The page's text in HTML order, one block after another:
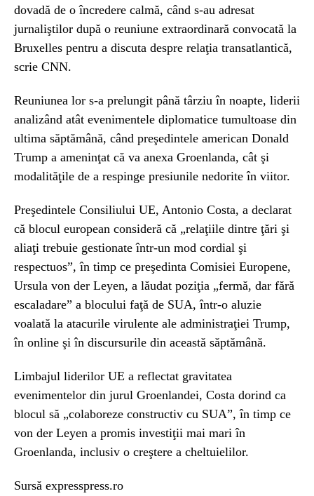
dovadă de o încredere calmă, când s-au adresat
jurnaliştilor după o reuniune extraordinară convocată la
Bruxelles pentru a discuta despre relaţia transatlantică,
scrie CNN.
Reuniunea lor s-a prelungit până târziu în noapte, liderii
analizând atât evenimentele diplomatice tumultoase din
ultima săptămână, când preşedintele american Donald
Trump a ameninţat că va anexa Groenlanda, cât şi
modalităţile de a respinge presiunile nedorite în viitor.
Preşedintele Consiliului UE, Antonio Costa, a declarat
că blocul european consideră că „relaţiile dintre ţări şi
aliaţi trebuie gestionate într-un mod cordial şi
respectuos”, în timp ce preşedinta Comisiei Europene,
Ursula von der Leyen, a lăudat poziţia „fermă, dar fără
escaladare” a blocului faţă de SUA, într-o aluzie
voalată la atacurile virulente ale administraţiei Trump,
în online şi în discursurile din această săptămână.
Limbajul liderilor UE a reflectat gravitatea
evenimentelor din jurul Groenlandei, Costa dorind ca
blocul să „colaboreze constructiv cu SUA”, în timp ce
von der Leyen a promis investiţii mai mari în
Groenlanda, inclusiv o creştere a cheltuielilor.
Sursă expresspress.ro